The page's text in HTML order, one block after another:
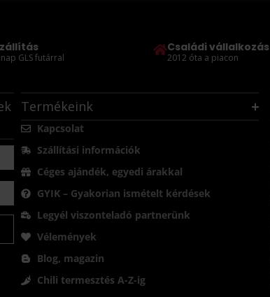
GLS futárral
Családi vállalkozás
2012 óta a piacon
Termékeink
Kapcsolat
Szállítási információk
Céges ajándék, egyedi árakkal
GYIK – Gyakorian ismételt kérdések
Legyél viszonteladó partnerünk
Vélemények
Blog, magazin
Chili termesztés A-Z-ig